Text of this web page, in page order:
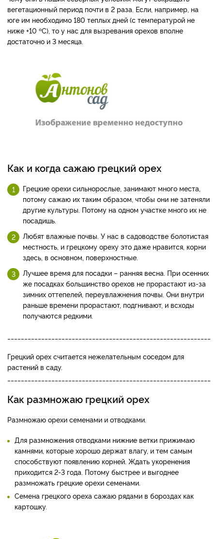
вегетационный период почти в 2 раза. Если, например, на
юге им необходимо 180 теплых дней (с температурой не
ниже +10 ºC), то у нас для вызревания орехов вполне
достаточно и 3 месяца.
Как и когда сажаю грецкий орех
Грецкие орехи сильнорослые, занимают много места,
потому сажаю их таким образом, чтобы они не затеняли
другие культуры. Потому на одном участке много их не
посадишь.
Любят влажные почвы. У нас в садоводстве болотистая
местность, и грецкому ореху это даже нравится, корни
здесь, в основном, поверхностные.
Лучшее время для посадки – ранняя весна. При осенних
же посадках большинство орехов не прорастают из-за
зимних оттепелей, переувлажнения почвы. Они внутри
раньше времени прорастают, подгнивают, и всходы
получаются редкими.
Грецкий орех считается нежелательным соседом для
растений в саду.
Как размножаю грецкий орех
Размножаю орехи семенами и отводками.
Для размножения отводками нижние ветки прижимаю
камнями, которые хорошо держат влагу, и тем самым
способствуют появлению корней. Ждать укоренения
приходится 2-3 года. Потому быстрее и выгоднее
размножать грецкие орехи семенами.
Семена грецкого ореха сажаю рядами в бороздах как
картошку.